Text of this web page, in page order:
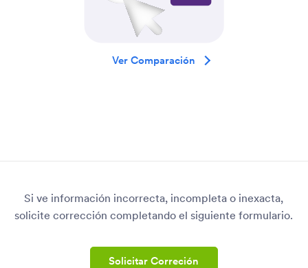
Ver Comparación
Si ve información incorrecta, incompleta o inexacta,
solicite corrección completando el siguiente formulario.
Solicitar Correción